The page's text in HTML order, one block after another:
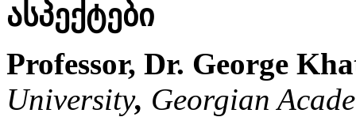
ასპექტები
Professor, Dr. George
University, Georgian